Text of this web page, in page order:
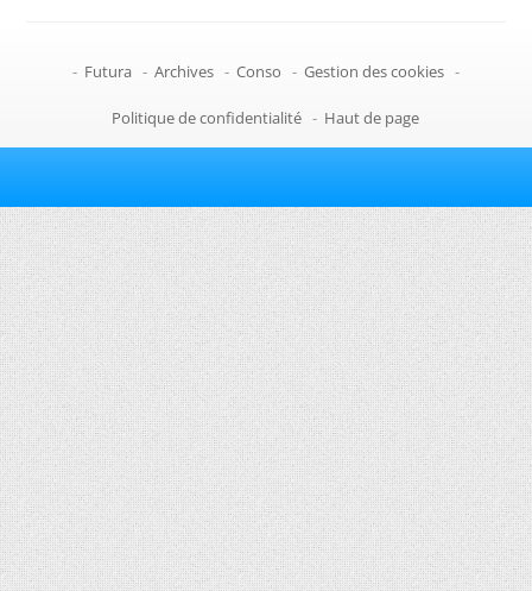
- Futura - Archives - Conso - Gestion des cookies -
Politique de confidentialité - Haut de page